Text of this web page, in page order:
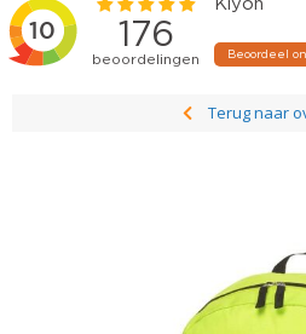
Terug naar